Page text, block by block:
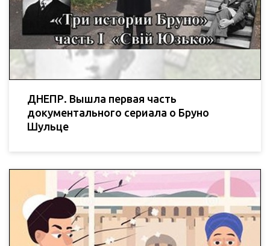
ДНЕПР. Вышла первая часть
документального сериала о Бруно
Шульце